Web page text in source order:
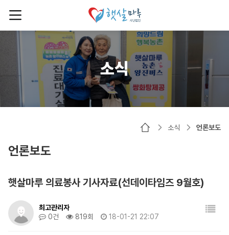
소식
소식 언론보도
언론보도
햇살마루 의료봉사 기사자료(선데이타임즈 9월호)
최고관리자
0건
819회 18-01-21 22:07